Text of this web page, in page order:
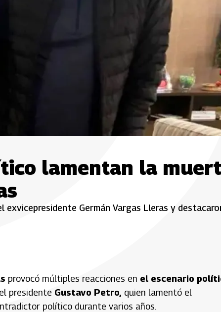
lamentan la
Germán Vargas Lleras y
provocó múltiples reacciones en el escenario
presidente Gustavo Petro, quien lamentó el
político durante varios años.